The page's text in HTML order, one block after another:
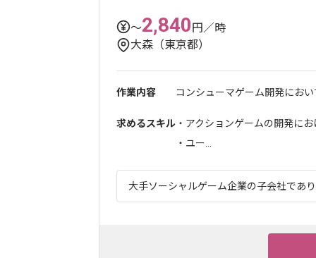
〜2,840円／時
大森（東京都）
作業内容 コンシューマゲーム開発にお
求めるスキル ・アクションゲームの開発に
・ユー...
大手ソーシャルゲーム企業の子会社であ